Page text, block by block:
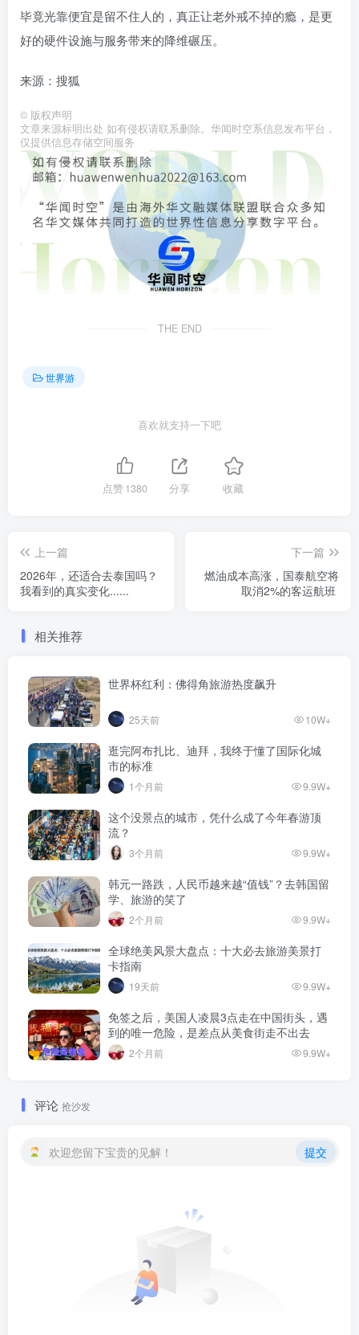
毕竟光靠便宜是留不住人的，真正让老外戒不掉的瘾，是更
好的硬件设施与服务带来的降维碾压。
来源：搜狐
© 版权声明
文章来源标明出处 如有侵权请联系删除。华闻时空系信息发布平台，
仅提供信息存储空间服务
THE END
世界游
喜欢就支持一下吧
点赞1380 分享 收藏
上一篇
2026年，还适合去泰国吗？
我看到的真实变化......
下一篇
燃油成本高涨，国泰航空将
取消2%的客运航班
相关推荐
世界杯红利：佛得角旅游热度飙升
25天前 10W+
逛完阿布扎比、迪拜，我终于懂了国际化城
市的标准
1个月前 9.9W+
这个没景点的城市，凭什么成了今年春游顶
流？
3个月前 9.9W+
韩元一路跌，人民币越来越“值钱”？去韩国留
学、旅游的笑了
2个月前 9.9W+
全球绝美风景大盘点：十大必去旅游美景打
卡指南
19天前 9.9W+
免签之后，美国人凌晨3点走在中国街头，遇
到的唯一危险，是差点从美食街走不出去
2个月前 9.9W+
评论 抢沙发
欢迎您留下宝贵的见解！ 提交